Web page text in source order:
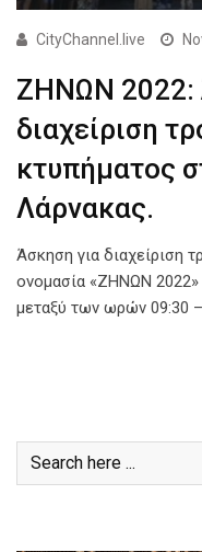
CityChannel.live
ΖΗΝΩΝ 2022:
διαχείριση
κτυπήματος
Λάρνακας.
Άσκηση για διαχείριση
ονομασία «ΖΗΝΩΝ 2022»
μεταξύ των ωρών 09:30